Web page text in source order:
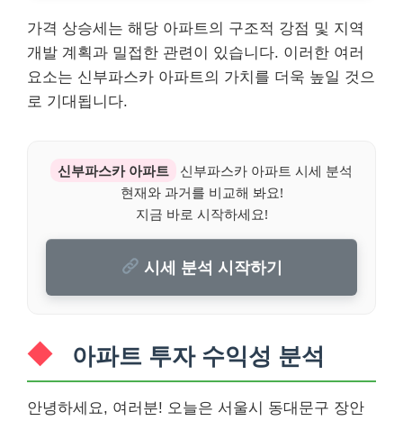
가격 상승세는 해당 아파트의 구조적 강점 및 지역
개발 계획과 밀접한 관련이 있습니다. 이러한 여러
요소는 신부파스카 아파트의 가치를 더욱 높일 것으
로 기대됩니다.
신부파스카 아파트
신부파스카 아파트 시세 분석
현재와 과거를 비교해 봐요!
지금 바로 시작하세요!
시세 분석 시작하기
아파트 투자 수익성 분석
안녕하세요, 여러분! 오늘은 서울시 동대문구 장안